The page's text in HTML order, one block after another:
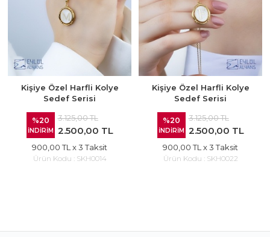
Kişiye Özel Harfli Kolye
Sedef Serisi
%20
İNDİRİM
3.125,00 TL
2.500,00 TL
900,00 TL x 3 Taksit
Ürün Kodu : SKH0014
Kişiye Özel Harfli Kolye
Sedef Serisi
%20
İNDİRİM
3.125,00 TL
2.500,00 TL
900,00 TL x 3 Taksit
Ürün Kodu : SKH0022